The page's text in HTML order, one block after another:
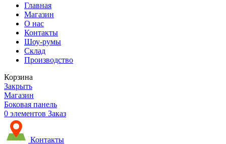
Главная
Магазин
О нас
Контакты
Шоу-румы
Склад
Производство
Корзина
Закрыть
Магазин
Боковая панель
0 элементов Заказ
Контакты